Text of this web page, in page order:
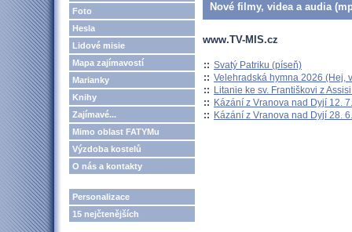
Foto
Hesla
Lidové misie
Mapa zajímavostí
Marianky
Knihy
Zajímavé...
Mimo oblast FATYMu
Výzdoba kostelů
O nás a kontakty
Personalizace
15 nejčtenějších
Nové filmy, videa a audia
www.TV-MIS.cz
:: Svatý Patriku (píseň)
:: Velehradská hymna 2026 (Hej,
:: Litanie ke sv. Františkovi z
:: Kázání z Vranova nad Dyjí 12.
:: Kázání z Vranova nad Dyjí 28.